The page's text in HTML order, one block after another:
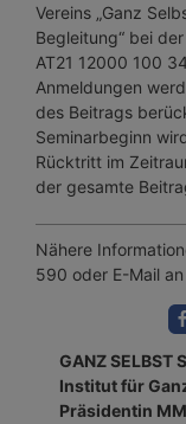
Vereins „Ganz
Begleitung“ bei
AT21 12000 100
Anmeldungen
des Beitrags
Seminarbeginn
Rücktritt im
der gesamte
Nähere
590 oder E-Mail an
GANZ SELBST
Institut für
Präsidentin